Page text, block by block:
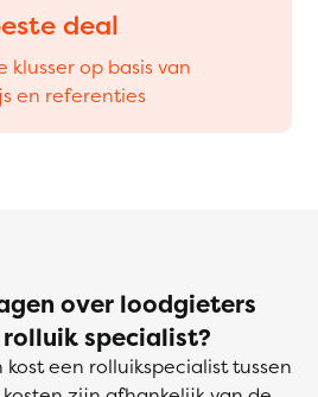
deal
klusser op basis van
en referenties
over loodgieters
specialist?
een rolluikspecialist tussen